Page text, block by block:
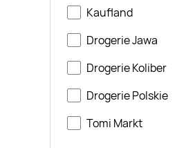
Kaufland
Drogerie Jawa
Drogerie Koliber
Drogerie Polskie
Tomi Markt